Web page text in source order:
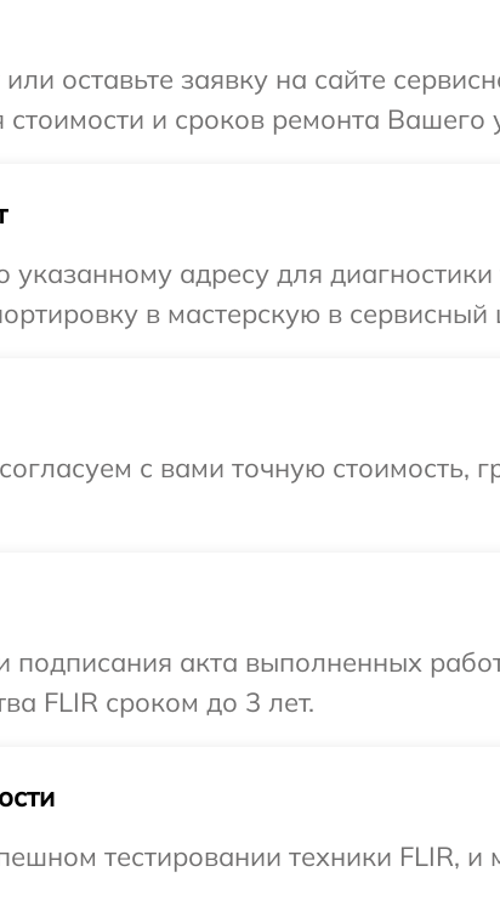
оставьте заявку на сайте
и сроков ремонта Вашего
адресу для
в мастерскую в сервисный
с вами точную стоимость,
подписания акта выполненных
FLIR сроком до 3 лет.
тестировании техники FLIR, и